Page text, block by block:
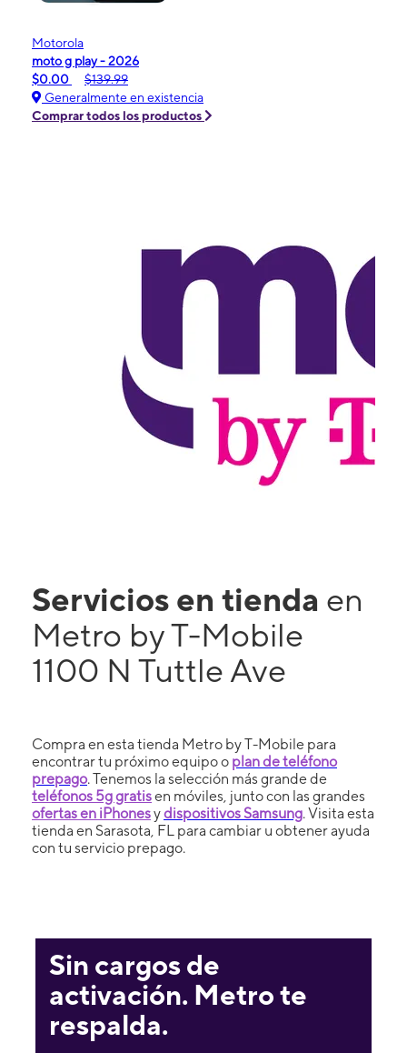
Motorola
moto g play - 2026
$0.00
$139.99
Generalmente en existencia
Comprar todos los productos
Servicios en tienda en
Metro by T-Mobile
1100 N Tuttle Ave
Compra en esta tienda Metro by T-Mobile para
encontrar tu próximo equipo o plan de teléfono
prepago. Tenemos la selección más grande de
teléfonos 5g gratisen móviles, junto con las grandes
ofertas en iPhonesydispositivos Samsung. Visita esta
tienda en Sarasota, FL para cambiar u obtener ayuda
con tu servicio prepago.
Sin cargos de
activación. Metro te
respalda.